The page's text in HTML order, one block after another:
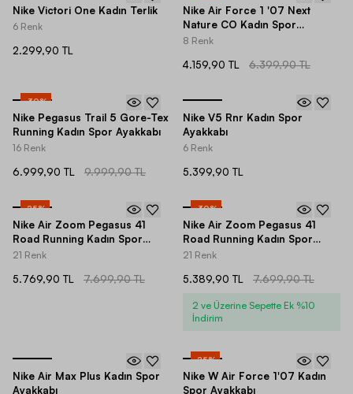
Nike Victori One Kadın Terlik
6 Renk
2.299,90 TL
Nike Air Force 1 '07 Next
Nature CO Kadın Spor
Ayakkabı
8 Renk
4.159,90 TL 6.399,90 TL
-30%
Nike Pegasus Trail 5 Gore-Tex
Running Kadın Spor Ayakkabı
16 Renk
6.999,90 TL 9.999,90 TL
Nike V5 Rnr Kadın Spor
Ayakkabı
6 Renk
5.399,90 TL
-25%
Nike Air Zoom Pegasus 41
Road Running Kadın Spor
Ayakkabı
21 Renk
5.769,90 TL 7.699,90 TL
-30%
Nike Air Zoom Pegasus 41
Road Running Kadın Spor
Ayakkabı
21 Renk
5.389,90 TL 7.699,90 TL
2 ve Üzerine Sepette Ek %10
İndirim
Nike Air Max Plus Kadın Spor
Ayakkabı
-25%
Nike W Air Force 1'07 Kadın
Spor Ayakkabı